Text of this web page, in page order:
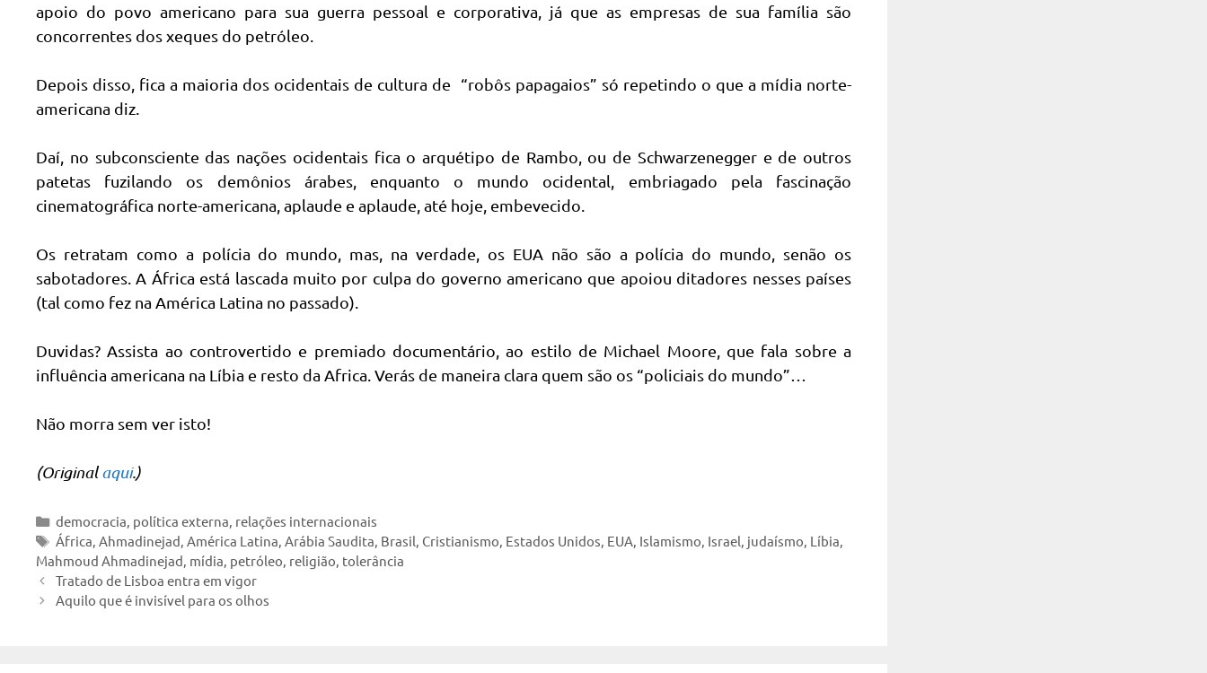
apoio do povo americano para sua guerra pessoal e corporativa, já que as empresas de sua família são
concorrentes dos xeques do petróleo.
Depois disso, fica a maioria dos ocidentais de cultura de “robôs papagaios” só repetindo o que a mídia norte-
americana diz.
Daí, no subconsciente das nações ocidentais fica o arquétipo de Rambo, ou de Schwarzenegger e de outros
patetas fuzilando os demônios árabes, enquanto o mundo ocidental, embriagado pela fascinação
cinematográfica norte-americana, aplaude e aplaude, até hoje, embevecido.
Os retratam como a polícia do mundo, mas, na verdade, os EUA não são a polícia do mundo, senão os
sabotadores. A África está lascada muito por culpa do governo americano que apoiou ditadores nesses países
(tal como fez na América Latina no passado).
Duvidas? Assista ao controvertido e premiado documentário, ao estilo de Michael Moore, que fala sobre a
influência americana na Líbia e resto da Africa. Verás de maneira clara quem são os “policiais do mundo”…
Não morra sem ver isto!
(Originalaqui.)
Categorias
democracia, política externa, relações internacionais
Tags
África,Ahmadinejad,América Latina,Arábia Saudita, Brasil, Cristianismo, Estados Unidos, EUA, Islamismo, Israel, judaísmo, Líbia,
Mahmoud Ahmadinejad, mídia, petróleo, religião, tolerância
Tratado de Lisboa entra em vigor
Aquilo que é invisível para os olhos